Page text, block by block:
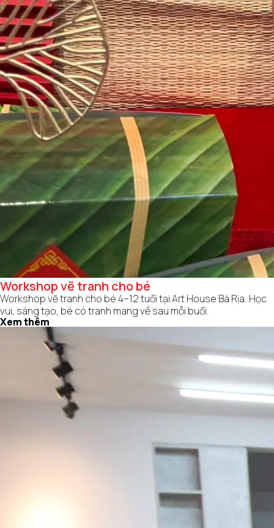
Workshop vẽ tranh cho bé
Workshop vẽ tranh cho bé 4–12 tuổi tại Art House Bà Rịa. Học
vui, sáng tạo, bé có tranh mang về sau mỗi buổi.
Xem thêm